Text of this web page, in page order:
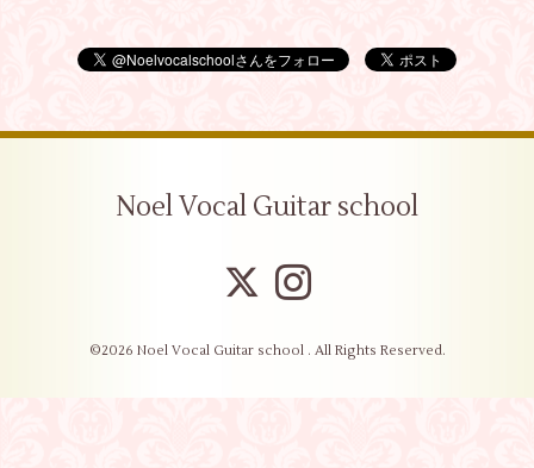
Noel Vocal Guitar school
©2026 Noel Vocal Guitar school . All Rights Reserved.